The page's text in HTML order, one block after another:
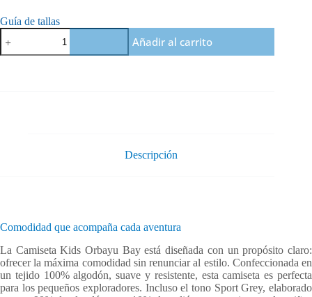
Guía de tallas
Camiseta
kids
Orbayu
Añadir al carrito
Descripción
Comodidad que acompaña cada aventura
La Camiseta Kids Orbayu Bay está diseñada con un propósito claro:
ofrecer la máxima comodidad sin renunciar al estilo. Confeccionada en
un tejido 100% algodón, suave y resistente, esta camiseta es perfecta
para los pequeños exploradores. Incluso el tono Sport Grey, elaborado